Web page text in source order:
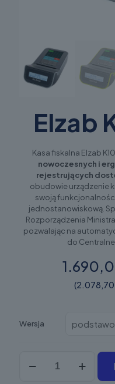
Elzab
Kasa fiskalna Elzab
nowoczesnych i
rejestrujących
obudowie urządzenie
swoją
jednostanowiskową.
Rozporządzenia
pozwalając na
do
Wersja
Elzab